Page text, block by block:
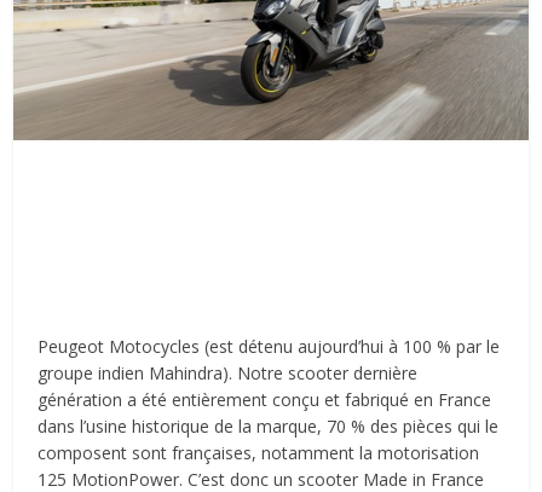
Peugeot Motocycles (est détenu aujourd’hui à 100 % par le
groupe indien Mahindra). Notre scooter dernière
génération a été entièrement conçu et fabriqué en France
dans l’usine historique de la marque, 70 % des pièces qui le
composent sont françaises, notamment la motorisation
125 MotionPower. C’est donc un scooter Made in France